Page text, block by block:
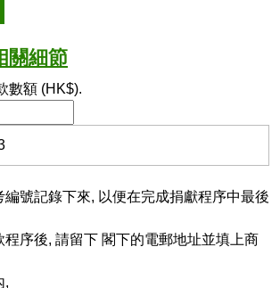
關細節
數額 (HK$).
號記錄下來, 以便在完成捐獻程序中最後
程序後, 請留下 閣下的電郵地址並填上商
,